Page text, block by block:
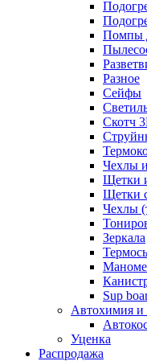
Помпы
Разное
Сейфы
Скотч
Чехлы
Щетки
Щетки
Чехлы
Зеркалa
Sup
Автохимия и
Уценка
Распродажа